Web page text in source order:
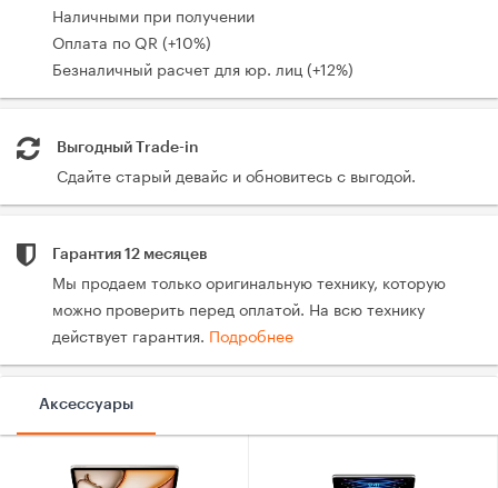
Наличными при получении
Оплата по QR (+10%)
Безналичный расчет для юр. лиц (+12%)
Выгодный Trade-in
Сдайте старый девайс и обновитесь с выгодой.
Гарантия 12 месяцев
Мы продаем только оригинальную технику, которую
можно проверить перед оплатой. На всю технику
действует гарантия. Подробнее
Аксессуары